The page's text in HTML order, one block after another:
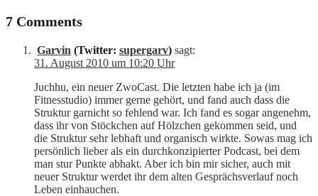
7 Comments
Garvin (Twitter: supergarv) sagt:
31. August 2010 um 10:20 Uhr
Juchhu, ein neuer ZwoCast. Die letzten habe ich ja (im
Fitnesstudio) immer gerne gehört, und fand auch dass die
Struktur garnicht so fehlend war. Ich fand es sogar angenehm,
dass ihr von Stöckchen auf Hölzchen gekommen seid, und
die Struktur sehr lebhaft und organisch wirkte. Sowas mag ich
persönlich lieber als ein durchkonzipierter Podcast, bei dem
man stur Punkte abhakt. Aber ich bin mir sicher, auch mit
neuer Struktur werdet ihr dem alten Gesprächsverlauf noch
Leben einhauchen.